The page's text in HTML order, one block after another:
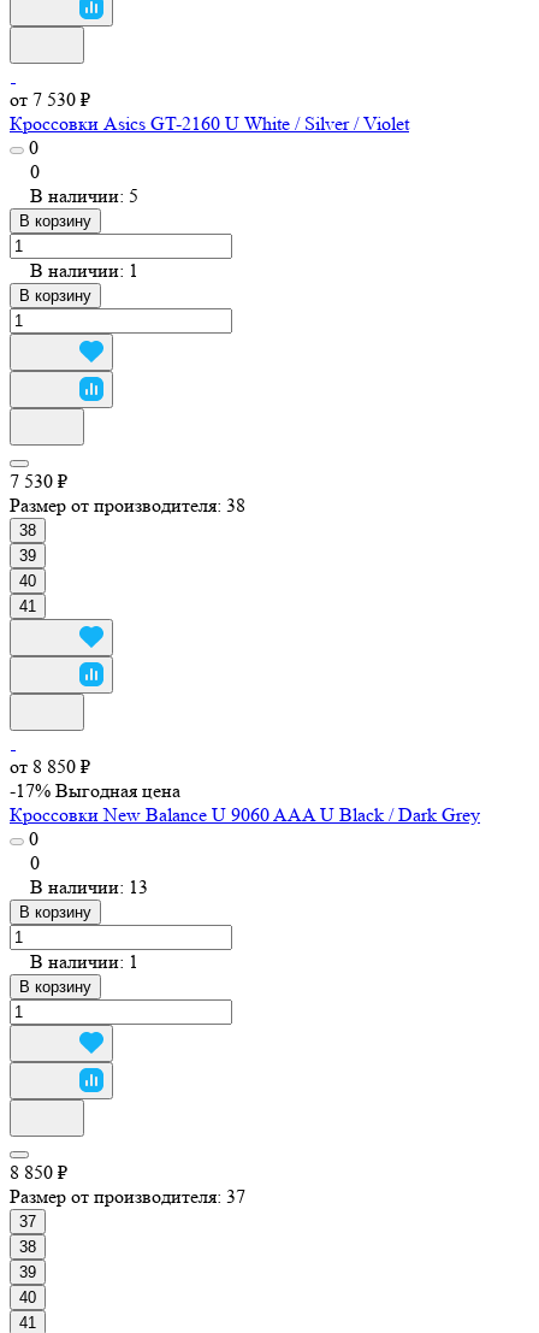
от 7 530 ₽
Кроссовки Asics GT-2160 U White / Silver / Violet
0
0
В наличии: 5
В корзину
В наличии: 1
В корзину
7 530 ₽
Размер от производителя: 38
38
39
40
41
от 8 850 ₽
-17% Выгодная цена
Кроссовки New Balance U 9060 AAA U Black / Dark Grey
0
0
В наличии: 13
В корзину
В наличии: 1
В корзину
8 850 ₽
Размер от производителя: 37
37
38
39
40
41